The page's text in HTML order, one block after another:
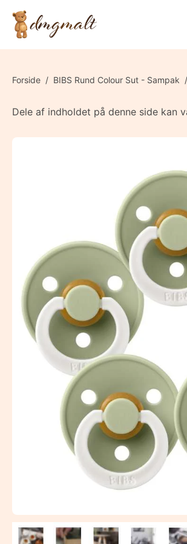
Forside / BIBS Rund Colour Sut - Sampak /
Dele af indholdet på denne side kan